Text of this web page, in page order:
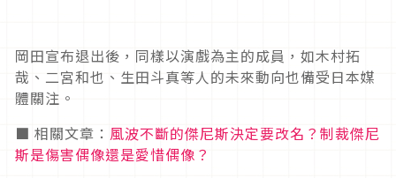
岡田宣布退出後，同樣以演戲為主的成員，如木村拓
哉、二宮和也、生田斗真等人的未來動向也備受日本媒
體關注。
■ 相關文章： 風波不斷的傑尼斯決定要改名？制裁傑尼
斯是傷害偶像還是愛惜偶像？